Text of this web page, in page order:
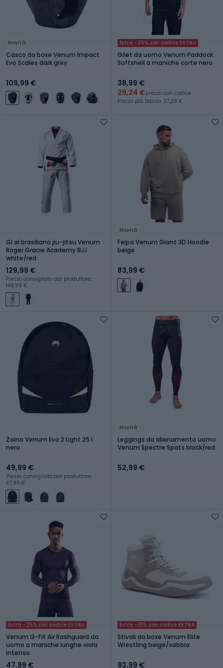
Novità
Casco da boxe Venum Impact
Evo Scales dark grey
109,99 €
Extra -25% con codice EXTRA
Gilet da uomo Venum Paddock
Softshell a maniche corte nero
38,99 €
29,24 €prezzo con codice
Prezzo più basso: 27,29 €
GI al brasiliano jiu-jitsu Venum
Roger Gracie Academy BJJ
white/red
129,99 €
Prezzo consigliato dal produttore:
149,99 €
Novità
Felpa Venum Giant 3D Hoodie
beige
83,99 €
Zaino Venum Evo 2 Light 25 l
nero
49,99 €
Prezzo consigliato dal produttore:
67,99 €
Novità
Leggings da allenamento uomo
Venum Spectre Spats black/red
52,99 €
Extra -25% con codice EXTRA
Venum G-Fit Air Rashguard da
uomo a maniche lunghe viola
intenso
47,99 €
Extra -10% con codice EXTRA
Stivali da boxe Venum Elite
Wrestling beige/sabbia
92,99 €